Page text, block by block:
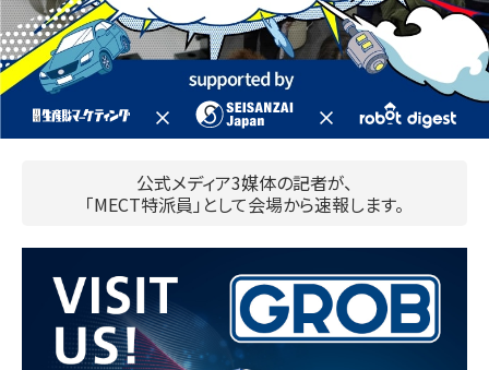
公式メディア3媒体の記者が、
「MECT特派員」として会場から速報します。